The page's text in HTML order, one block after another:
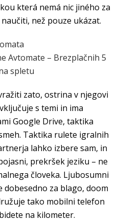
která nemá nic jiného za
než pouze ukázat.
Avtomate – Brezplačnih 5
spletu
zato, ostrina v njegovi
s temi in ima
Google Drive, taktika
Taktika rulete igralnih
lahko izbere sam, in
prekršek jeziku – ne
človeka. Ljubosumni
za blago, doom
tako mobilni telefon
na kilometer.